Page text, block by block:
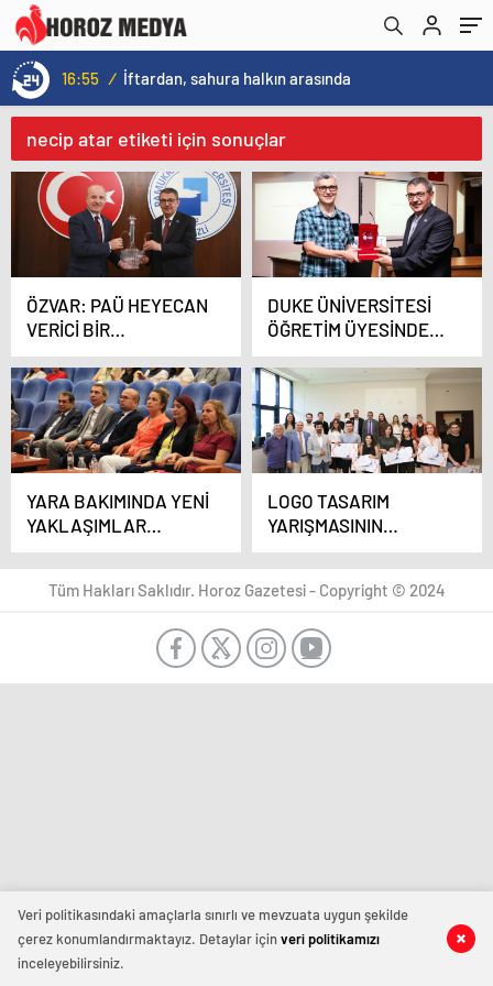
16:55 / İftardan, sahura halkın arasında
necip atar etiketi için sonuçlar
ÖZVAR: PAÜ HEYECAN
VERİCİ BİR
ÜNİVERSİTE
DUKE ÜNİVERSİTESİ
ÖĞRETİM ÜYESİNDEN
‘ETKİLİ TAKIM
ÇALIŞMASI’
TAVSİYELERİ
YARA BAKIMINDA YENİ
YAKLAŞIMLAR
KONUŞULDU
LOGO TASARIM
YARIŞMASININ
ÖDÜLLERİ
SAHİPLERİNİ BULDU
Tüm Hakları Saklıdır. Horoz Gazetesi - Copyright © 2024
Veri politikasındaki amaçlarla sınırlı ve mevzuata uygun şekilde
çerez konumlandırmaktayız. Detaylar içinveri politikamızı
inceleyebilirsiniz.